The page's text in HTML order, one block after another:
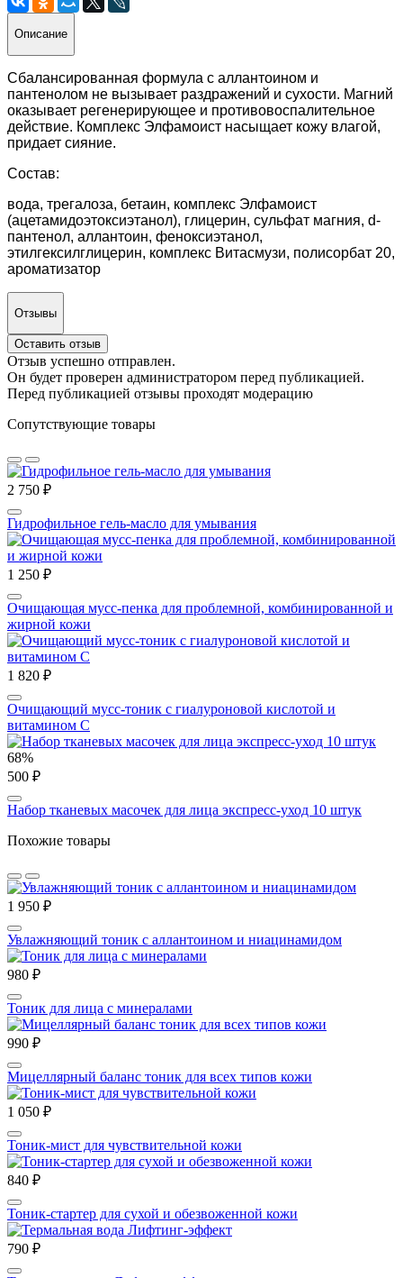
Описание
Сбалансированная формула с аллантоином и
пантенолом не вызывает раздражений и сухости. Магний
оказывает регенерирующее и противовоспалительное
действие. Комплекс Элфамоист насыщает кожу влагой,
придает сияние.
Состав:
вода, трегалоза, бетаин, комплекс Элфамоист
(ацетамидоэтоксиэтанол), глицерин, сульфат магния, d-
пантенол, аллантоин, феноксиэтанол,
этилгексилглицерин, комплекс Витасмузи, полисорбат 20,
ароматизатор
Отзывы
Оставить отзыв
Отзыв успешно отправлен.
Он будет проверен администратором перед публикацией.
Перед публикацией отзывы проходят модерацию
Сопутствующие товары
2 750 ₽
Гидрофильное гель-масло для умывания
1 250 ₽
Очищающая мусс-пенка для проблемной, комбинированной и
жирной кожи
1 820 ₽
Очищающий мусс-тоник с гиалуроновой кислотой и
витамином С
68%
500 ₽
Набор тканевых масочек для лица экспресс-уход 10 штук
Похожие товары
1 950 ₽
Увлажняющий тоник с аллантоином и ниацинамидом
980 ₽
Тоник для лица с минералами
990 ₽
Мицеллярный баланс тоник для всех типов кожи
1 050 ₽
Тоник-мист для чувствительной кожи
840 ₽
Тоник-стартер для сухой и обезвоженной кожи
790 ₽